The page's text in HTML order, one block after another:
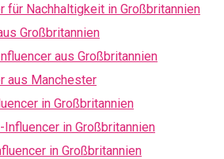
für Nachhaltigkeit in Großbritannien
Großbritannien
aus Großbritannien
aus Manchester
in Großbritannien
in Großbritannien
in Großbritannien